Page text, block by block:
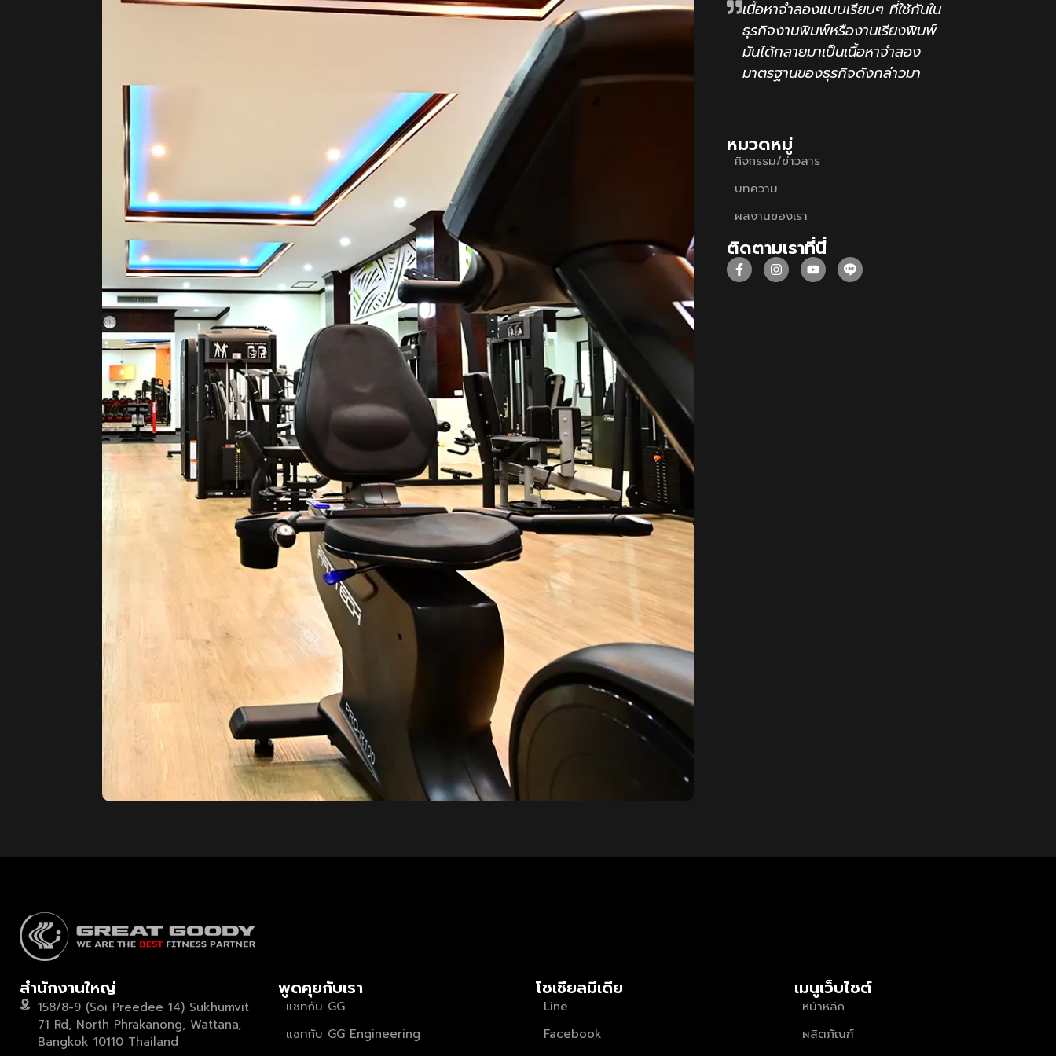
เนื้อหาจำลองแบบเรียบๆ ที่ใช้กันใน
ธุรกิจงานพิมพ์หรืองานเรียงพิมพ์
มันได้กลายมาเป็นเนื้อหาจำลอง
มาตรฐานของธุรกิจดังกล่าวมา
หมวดหมู่
กิจกรรม/ข่าวสาร
บทความ
ผลงานของเรา
ติดตามเราที่นี่
สำนักงานใหญ่
158/8-9 (Soi Preedee 14) Sukhumvit
71 Rd, North Phrakanong, Wattana,
Bangkok 10110 Thailand
พูดคุยกับเรา
แชทกับ GG
แชทกับ GG Engineering
โซเชียลมีเดีย
Line
Facebook
เมนูเว็บไซต์
หน้าหลัก
ผลิตภัณฑ์